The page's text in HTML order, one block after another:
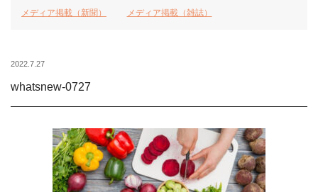
メディア掲載（新聞）
メディア掲載（雑誌）
2022.7.27
whatsnew-0727